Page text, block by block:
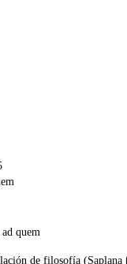
quem
de filosofía